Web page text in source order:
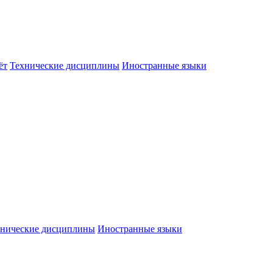
Технические дисциплины Иностранные языки
дисциплины Иностранные языки